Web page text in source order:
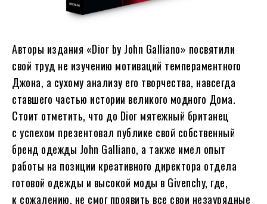
Авторы издания «Dior by John Galliano» посвятили
свой труд не изучению мотиваций темпераментного
Джона, а сухому анализу его творчества, навсегда
ставшего частью истории великого модного Дома.
Стоит отметить, что до Dior мятежный британец
с успехом презентовал публике свой собственный
бренд одежды John Galliano, а также имел опыт
работы на позиции креативного директора отдела
готовой одежды и высокой моды в Givenchy, где,
к сожалению, не смог проявить все свои незаурядные